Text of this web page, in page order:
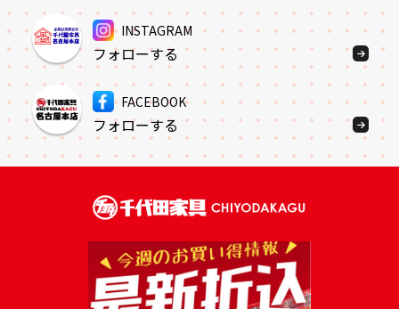
INSTAGRAM
フォローする
FACEBOOK
フォローする